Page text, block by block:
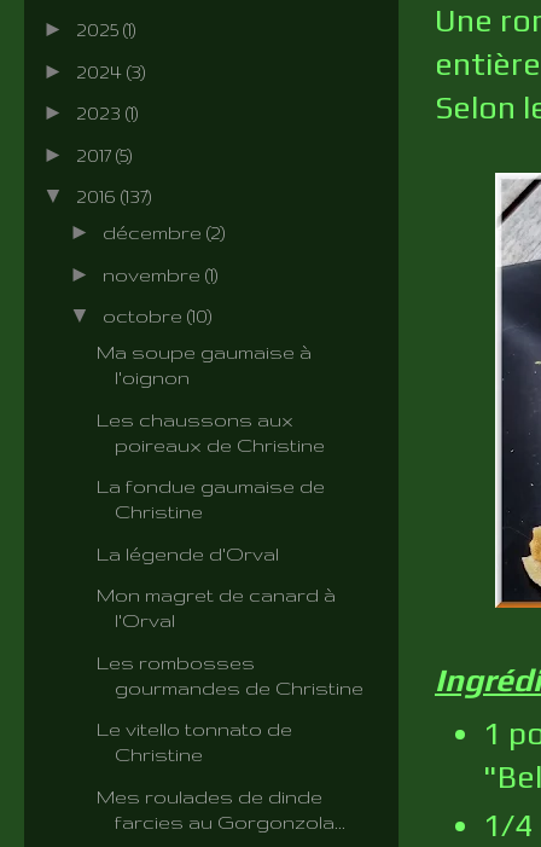
Une
Selon
1
1/4
► 2025 (1)
► 2024 (3)
► 2023 (1)
► 2017 (5)
▼ 2016 (137)
► décembre (2)
► novembre (1)
▼ octobre (10)
Ma soupe gaumaise à
l'oignon
Les chaussons aux
poireaux de Christine
La fondue gaumaise de
Christine
La légende d'Orval
Mon magret de canard à
l'Orval
Les rombosses
gourmandes de Christine
Le vitello tonnato de
Christine
Mes roulades de dinde
farcies au Gorgonzola...